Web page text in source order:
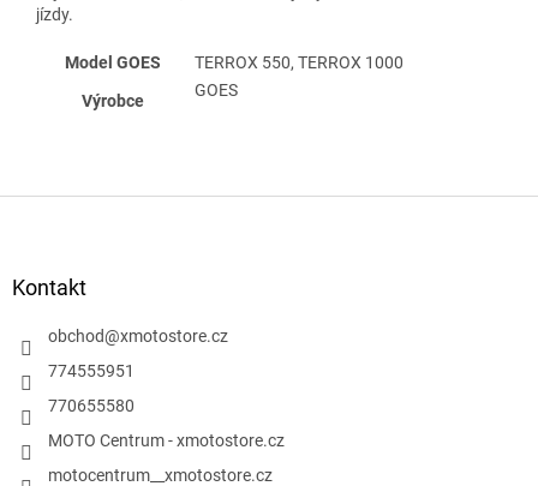
jízdy.
Model GOES
TERROX 550, TERROX 1000
Výrobce
GOES
Kontakt
obchod@xmotostore.cz
774555951
770655580
MOTO Centrum - xmotostore.cz
motocentrum__xmotostore.cz